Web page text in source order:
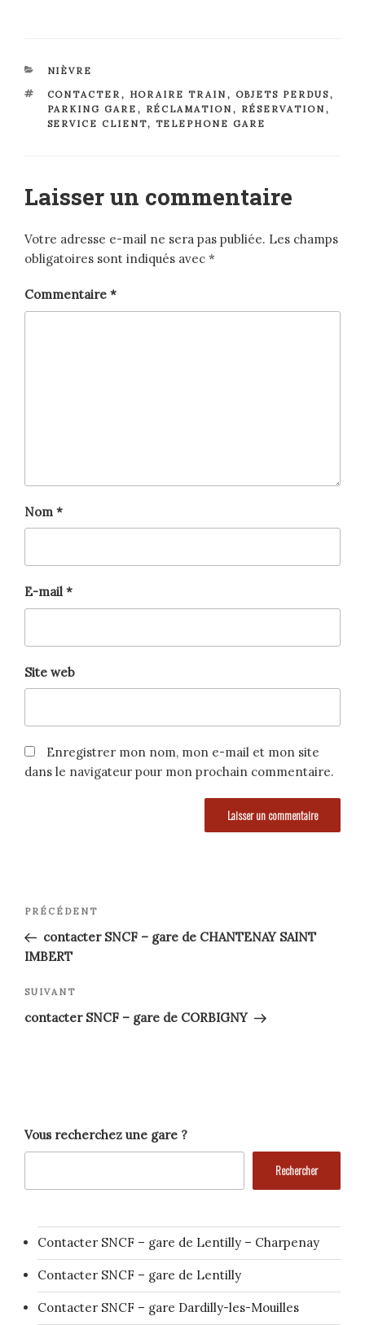
CATÉGORIES
NIÈVRE
ÉTIQUETTES
CONTACTER, HORAIRE TRAIN , OBJETS PERDUS,
PARKING GARE , RÉCLAMATION , RÉSERVATION ,
SERVICE CLIENT, TELEPHONE GARE
Laisser un commentaire
Votre adresse e-mail ne sera pas publiée. Les champs
obligatoires sont indiqués avec *
Commentaire *
Nom *
E-mail *
Site web
Enregistrer mon nom, mon e-mail et mon site
dans le navigateur pour mon prochain commentaire.
Navigation
de
l’article
Article
précédent
PRÉCÉDENT
contacter SNCF – gare de CHANTENAY SAINT
IMBERT
Article
suivant
SUIVANT
contacter SNCF – gare de CORBIGNY
Vous recherchez une gare ?
Rechercher
Contacter SNCF – gare de Lentilly – Charpenay
Contacter SNCF – gare de Lentilly
Contacter SNCF – gare Dardilly-les-Mouilles